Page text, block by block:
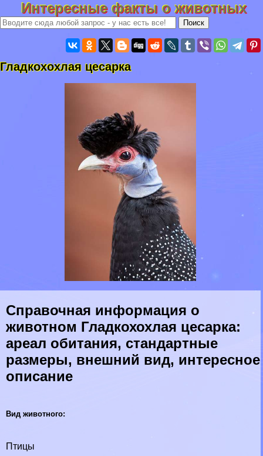
Интересные факты о животных
Гладкохохлая цесарка
Справочная информация о
животном Гладкохохлая цесарка:
ареал обитания, стандартные
размеры, внешний вид, интересное
описание
Вид животного:
Птицы